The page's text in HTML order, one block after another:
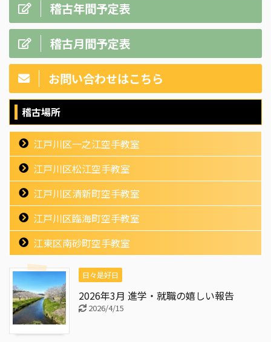
稽古年間予定表
稽古月間予定表
お問い合わせはこちら
稽古場所
江戸川区一之江空手教室
江戸川区松江空手教室
江戸川区清新町空手教室
江戸川区臨海町空手教室
江東区南砂町空手教室
日々是好日
2026年3月 進学・就職の嬉しい報告
2026/4/15